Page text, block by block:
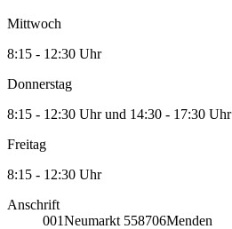
Mittwoch
8:15 - 12:30 Uhr
Donnerstag
8:15 - 12:30 Uhr und 14:30 - 17:30 Uhr
Freitag
8:15 - 12:30 Uhr
Anschrift
001Neumarkt 558706Menden